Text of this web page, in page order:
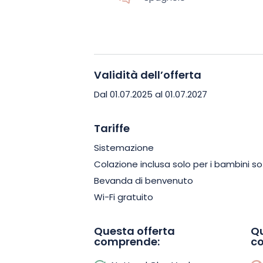
gamma, tra cui un parcheggio
servizio di portineria. Che siate alla
una pausa gastronomica o di una
Un soggiorno al Le Clos Vauban è
discreto, poesia locale e ospitalità
indimenticabile a Langres, che unisce
assoluto!
Validità dell’offerta
Dal 01.07.2025 al 01.07.2027
Tariffe
Sistemazione
Colazione inclusa solo per i bambini
Bevanda di benvenuto
Wi-Fi gratuito
Questa offerta
comprende: